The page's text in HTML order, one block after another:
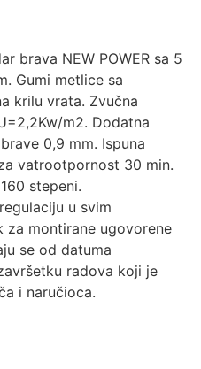
brava NEW POWER sa 5
Gumi metlice sa
krilu vrata. Zvučna
m2. Dodatna
0,9 mm. Ispuna
vatrootpornost 30 min.
stepeni.
u svim
za montirane ugovorene
se od datuma
radova koji je
i naručioca.